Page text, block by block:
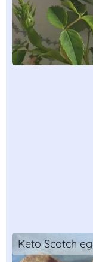
Keto Scotch